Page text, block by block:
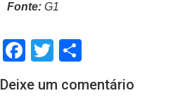
Fonte: G1
Facebook
Twitter
Deixe um comentário